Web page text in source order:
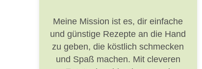
Meine Mission ist es, dir einfache
und günstige Rezepte an die Hand
zu geben, die köstlich schmecken
und Spaß machen. Mit cleveren